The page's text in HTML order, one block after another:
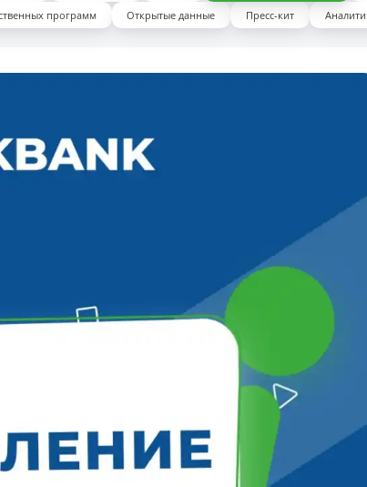
программ Открытые данные Пресс-кит